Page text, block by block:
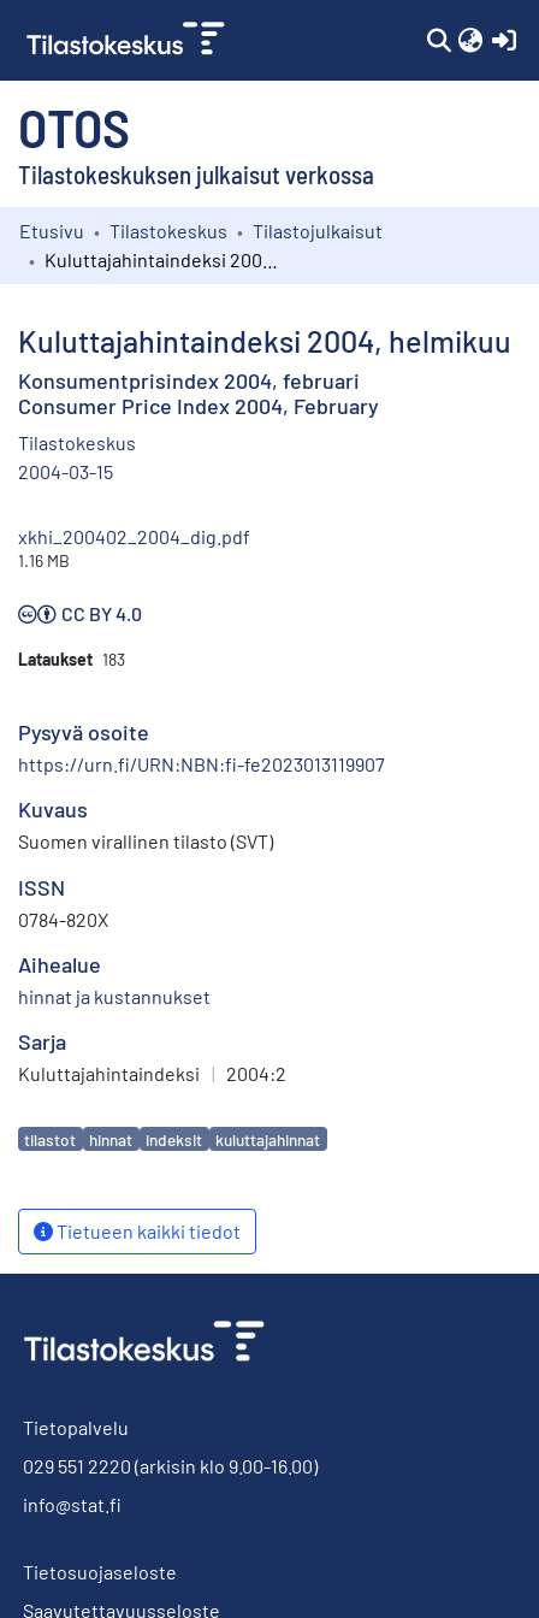
OTOS
Tilastokeskuksen julkaisut verkossa
Kokoelmat
Etusivu Tilastokeskus
Tilastojulkaisut
Kuluttajahintaindeksi 2004, helmikuu
Konsumentprisindex 2004, februari
Consumer Price Index 2004, February
Tilastokeskus
2004-03-15
xkhi_200402_2004_dig.pdf
1.16 MB
CC BY 4.0
Lataukset 183
Pysyvä osoite
https://urn.fi/URN:NBN:fi-fe2023013119907
Kuvaus
Suomen virallinen tilasto (SVT)
ISSN
0784-820X
Aihealue
hinnat ja kustannukset
Sarja
Kuluttajahintaindeksi | 2004:2
Avainsanat
tilastot hinnat indeksit kuluttajahinnat
Tietueen kaikki tiedot
Tietopalvelu
029 551 2220 (arkisin klo 9.00-16.00)
info@stat.fi
Tietosuojaseloste
Saavutettavuusseloste